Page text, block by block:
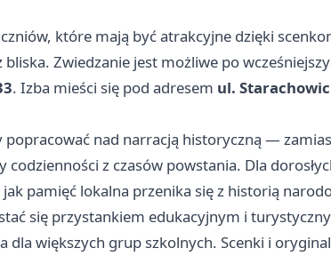
które mają być atrakcyjne dzięki
Zwiedzanie jest możliwe po
. Izba mieści się pod adresem ul.
popracować nad narracją historyczną —
z czasów powstania. Dla
pamięć lokalna przenika się z historią
się przystankiem edukacyjnym i
większych grup szkolnych. Scenki i